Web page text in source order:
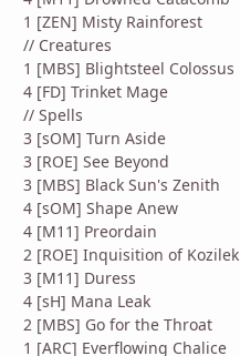
1 [ZEN] Misty Rainforest
// Creatures
1 [MBS] Blightsteel Colossus
4 [FD] Trinket Mage
// Spells
3 [sOM] Turn Aside
3 [ROE] See Beyond
3 [MBS] Black Sun's Zenith
4 [sOM] Shape Anew
4 [M11] Preordain
2 [ROE] Inquisition of Kozilek
3 [M11] Duress
4 [sH] Mana Leak
2 [MBS] Go for the Throat
1 [ARC] Everflowing Chalice